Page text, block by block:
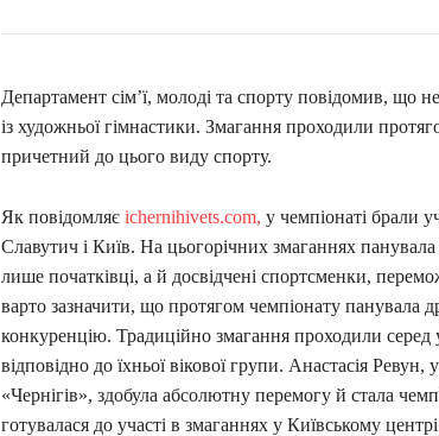
Департамент сім’ї, молоді та спорту повідомив, що
із художньої гімнастики. Змагання проходили
причетний до цього виду спорту.
Як повідомляє ichernihivets.com, у чемпіонаті брали
Славутич і Київ. На цьогорічних змаганнях
лише початківці, а й досвідчені спортсменки,
варто зазначити, що протягом чемпіонату панувала
конкуренцію. Традиційно змагання проходили серед
відповідно до їхньої вікової групи. Анастасія
«Чернігів», здобула абсолютну перемогу й стала
готувалася до участі в змаганнях у Київському